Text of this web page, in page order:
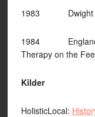
1983 Dwight
1984 England,
Therapy on the
Kilder
HolisticLocal: